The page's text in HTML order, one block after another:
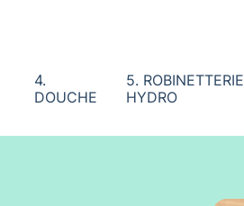
4.
DOUCHE
5. ROBINETTERIE
HYDRO